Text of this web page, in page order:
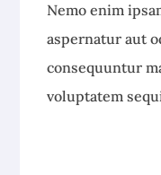
Nemo enim
aspernatur aut
consequuntur
voluptatem